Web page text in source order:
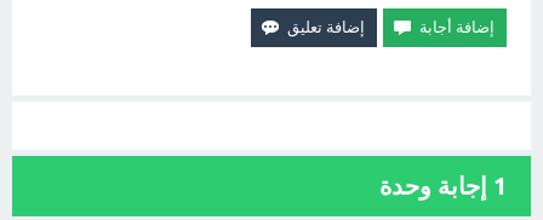
1 إجابة وحدة